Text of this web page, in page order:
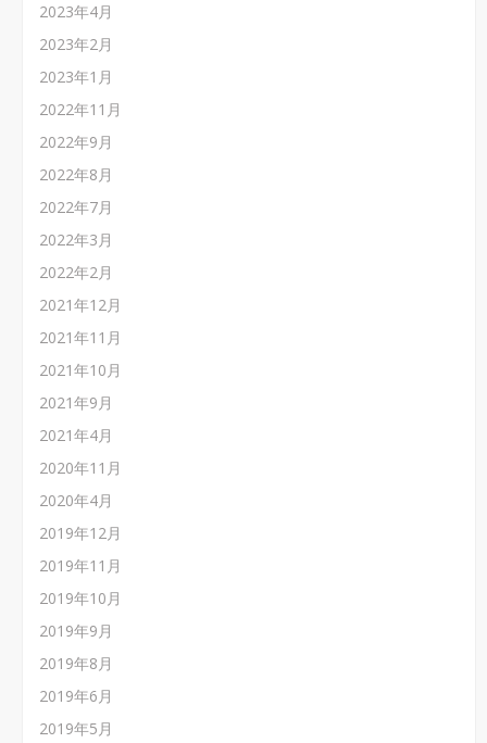
2023年4月
2023年2月
2023年1月
2022年11月
2022年9月
2022年8月
2022年7月
2022年3月
2022年2月
2021年12月
2021年11月
2021年10月
2021年9月
2021年4月
2020年11月
2020年4月
2019年12月
2019年11月
2019年10月
2019年9月
2019年8月
2019年6月
2019年5月